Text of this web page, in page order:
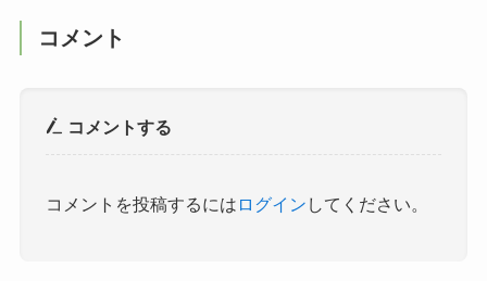
コメント
コメントする
コメントを投稿するには ログイン してください。